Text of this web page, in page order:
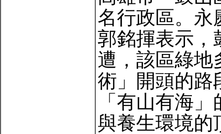
名行政區。永
郭銘揮表示，
遭，該區綠地
術」開頭的路
「有山有海
與養生環境的